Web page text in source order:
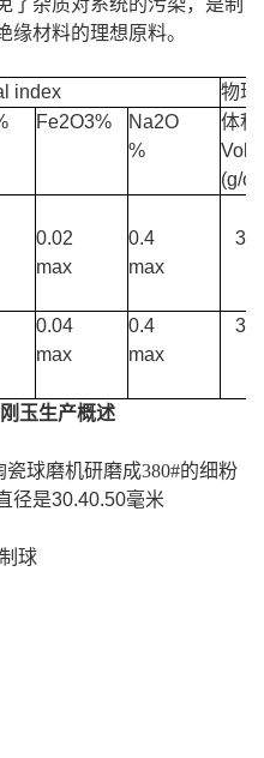
了杂质对系统的污染，是制
材料的理想原料。
index
物理
Fe2O3% Na2O
%
体积
(g/
0.02
max
0.4
max
3.5
0.04
max
0.4
max
玉生产概述
瓷球磨机研磨成380#的细粉
径是30.40.50毫米
球